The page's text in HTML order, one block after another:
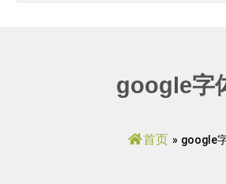
google字
首页 » google